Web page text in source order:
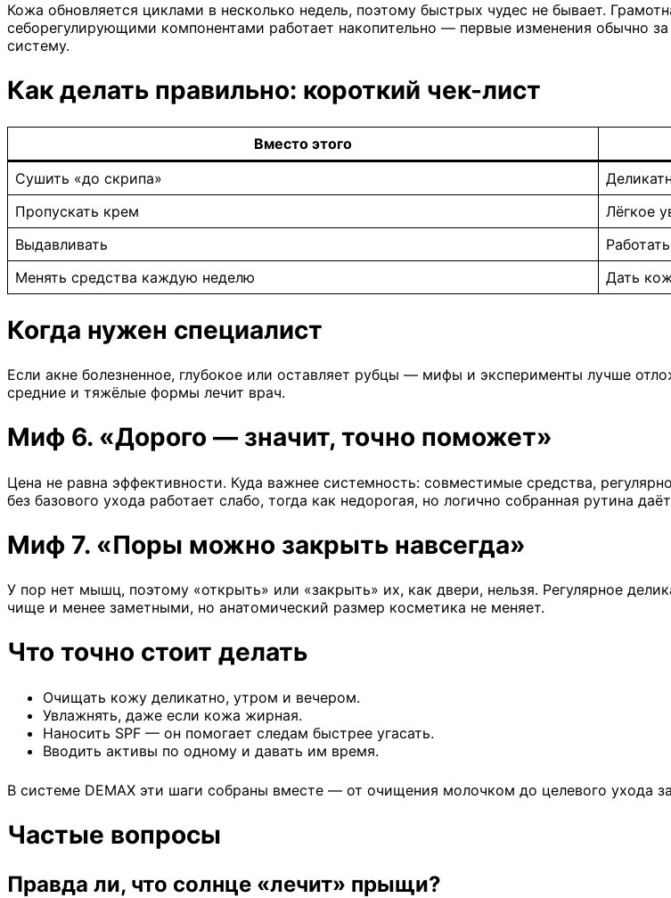
Кожа обновляется циклами в несколько недель, поэтому быстрых чудес не бывает.
себорегулирующими компонентами работает накопительно — первые изменения обычно
систему.
Как делать правильно: короткий чек-лист
Вместо этого
Сушить «до скрипа»
Пропускать крем
Лёгкое
Выдавливать
Менять средства каждую неделю
Дать
Когда нужен специалист
Если акне болезненное, глубокое или оставляет рубцы — мифы и эксперименты лучше
средние и тяжёлые формы лечит врач.
Миф 6. «Дорого — значит, точно поможет»
Цена не равна эффективности. Куда важнее системность: совместимые средства,
без базового ухода работает слабо, тогда как недорогая, но логично собранная рутина
Миф 7. «Поры можно закрыть навсегда»
У пор нет мышц, поэтому «открыть» или «закрыть» их, как двери, нельзя. Регулярное
чище и менее заметными, но анатомический размер косметика не меняет.
Что точно стоит делать
Очищать кожу деликатно, утром и вечером.
Увлажнять, даже если кожа жирная.
Наносить SPF — он помогает следам быстрее угасать.
Вводить активы по одному и давать им время.
В системе DEMAX эти шаги собраны вместе — от очищения молочком до целевого ухода
Частые вопросы
Правда ли, что солнце «лечит» прыщи?